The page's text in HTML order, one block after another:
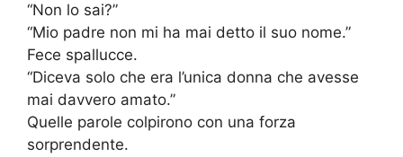
“Non lo sai?”
“Mio padre non mi ha mai detto il suo nome.”
Fece spallucce.
“Diceva solo che era l’unica donna che avesse
mai davvero amato.”
Quelle parole colpirono con una forza
sorprendente.